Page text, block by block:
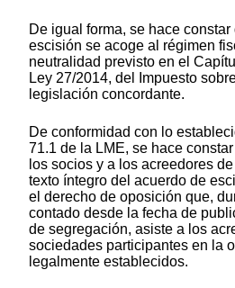
De igual forma, se hace
escisión se acoge al régimen
neutralidad previsto en el
Ley 27/2014, del Impuesto
legislación concordante.
De conformidad con lo
71.1 de la LME, se hace
los socios y a los acreedores
texto íntegro del acuerdo de
el derecho de oposición que,
contado desde la fecha de
de segregación, asiste a los
sociedades participantes en la
legalmente establecidos.